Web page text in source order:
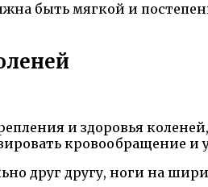
быть мягкой и
и здоровья
кровообращение и
друг другу, ноги на